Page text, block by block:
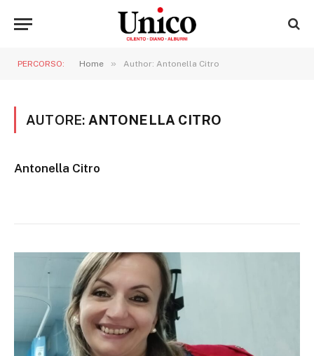
PERCORSO: Home » Author: Antonella Citro
AUTORE: ANTONELLA CITRO
Antonella Citro